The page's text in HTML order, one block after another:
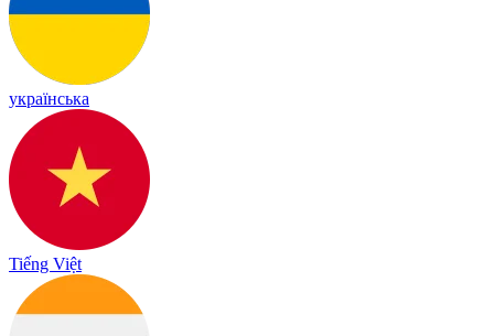
українська
Tiếng Việt